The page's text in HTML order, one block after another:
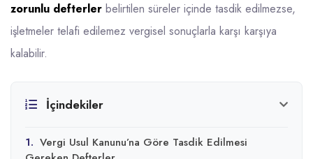
zorunlu defterler belirtilen süreler içinde tasdik edilmezse,
işletmeler telafi edilemez vergisel sonuçlarla karşı karşıya
kalabilir.
İçindekiler
1. Vergi Usul Kanunu’na Göre Tasdik Edilmesi